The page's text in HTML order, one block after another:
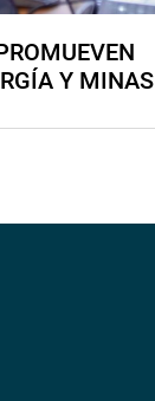
Y MINAS